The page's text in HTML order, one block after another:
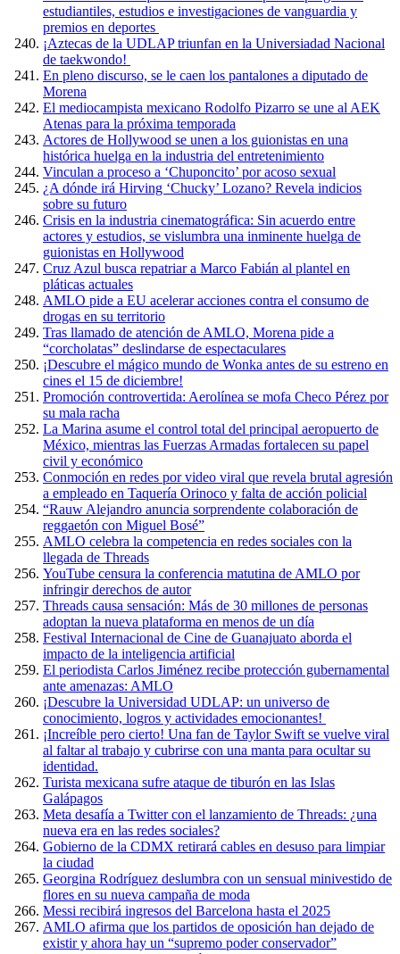
estudiantiles, estudios e investigaciones de vanguardia y
premios en deportes
¡Aztecas de la UDLAP triunfan en la Universiadad Nacional
de taekwondo!
En pleno discurso, se le caen los pantalones a diputado de
Morena
El mediocampista mexicano Rodolfo Pizarro se une al AEK
Atenas para la próxima temporada
Actores de Hollywood se unen a los guionistas en una
histórica huelga en la industria del entretenimiento
Vinculan a proceso a ‘Chuponcito’ por acoso sexual
¿A dónde irá Hirving ‘Chucky’ Lozano? Revela indicios
sobre su futuro
Crisis en la industria cinematográfica: Sin acuerdo entre
actores y estudios, se vislumbra una inminente huelga de
guionistas en Hollywood
Cruz Azul busca repatriar a Marco Fabián al plantel en
pláticas actuales
AMLO pide a EU acelerar acciones contra el consumo de
drogas en su territorio
Tras llamado de atención de AMLO, Morena pide a
“corcholatas” deslindarse de espectaculares
¡Descubre el mágico mundo de Wonka antes de su estreno en
cines el 15 de diciembre!
Promoción controvertida: Aerolínea se mofa Checo Pérez por
su mala racha
La Marina asume el control total del principal aeropuerto de
México, mientras las Fuerzas Armadas fortalecen su papel
civil y económico
Conmoción en redes por video viral que revela brutal agresión
a empleado en Taquería Orinoco y falta de acción policial
“Rauw Alejandro anuncia sorprendente colaboración de
reggaetón con Miguel Bosé”
AMLO celebra la competencia en redes sociales con la
llegada de Threads
YouTube censura la conferencia matutina de AMLO por
infringir derechos de autor
Threads causa sensación: Más de 30 millones de personas
adoptan la nueva plataforma en menos de un día
Festival Internacional de Cine de Guanajuato aborda el
impacto de la inteligencia artificial
El periodista Carlos Jiménez recibe protección gubernamental
ante amenazas: AMLO
¡Descubre la Universidad UDLAP: un universo de
conocimiento, logros y actividades emocionantes!
¡Increíble pero cierto! Una fan de Taylor Swift se vuelve viral
al faltar al trabajo y cubrirse con una manta para ocultar su
identidad.
Turista mexicana sufre ataque de tiburón en las Islas
Galápagos
Meta desafía a Twitter con el lanzamiento de Threads: ¿una
nueva era en las redes sociales?
Gobierno de la CDMX retirará cables en desuso para limpiar
la ciudad
Georgina Rodríguez deslumbra con un sensual minivestido de
flores en su nueva campaña de moda
Messi recibirá ingresos del Barcelona hasta el 2025
AMLO afirma que los partidos de oposición han dejado de
existir y ahora hay un “supremo poder conservador”